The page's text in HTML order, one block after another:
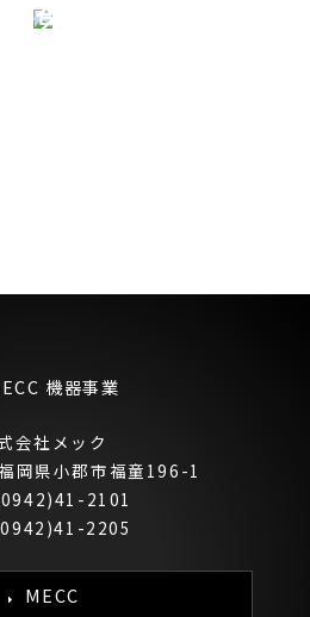
い合わせ
会社メック
岡県小郡市福童196-1
2101
2205
MECC